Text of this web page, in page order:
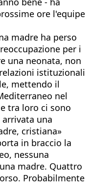
ore l'equipe
madre ha perso
per i
una neonata, non
istituzionali
mettendo il
nel
tra loro ci sono
una
cristiana»
in braccio la
nessuna
madre. Quattro
Probabilmente